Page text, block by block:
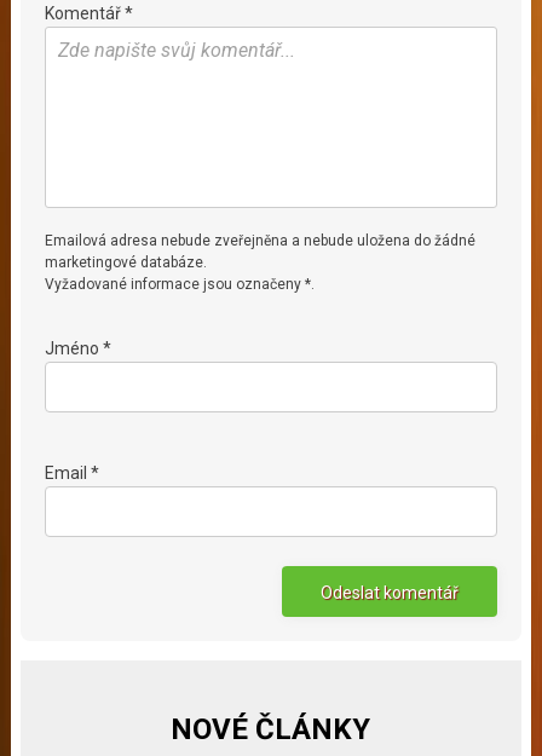
Komentář *
Emailová adresa nebude zveřejněna a nebude uložena do žádné
marketingové databáze.
Vyžadované informace jsou označeny *.
Jméno *
Email *
NOVÉ ČLÁNKY